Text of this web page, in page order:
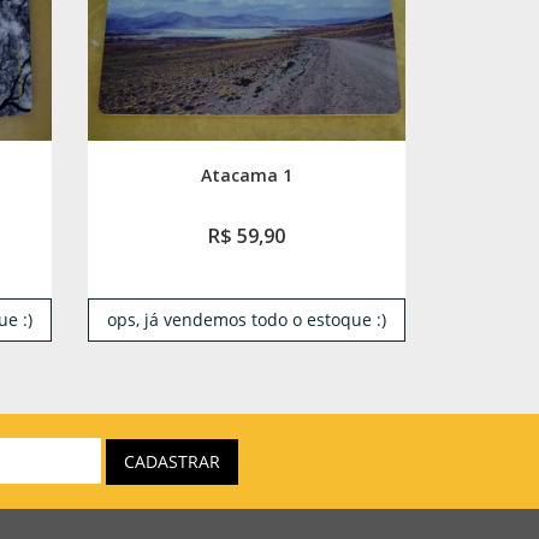
:)
Atacama 1
R$ 59,90
ops, já vendemos todo o estoque :)